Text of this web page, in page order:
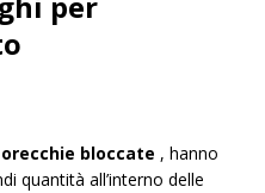
orecchie bloccate , hanno
quantità all’interno delle